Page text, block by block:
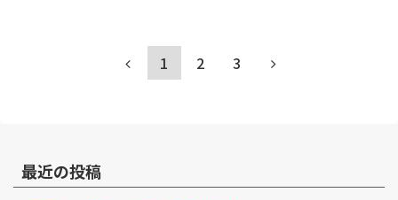
1 2 3
最近の投稿